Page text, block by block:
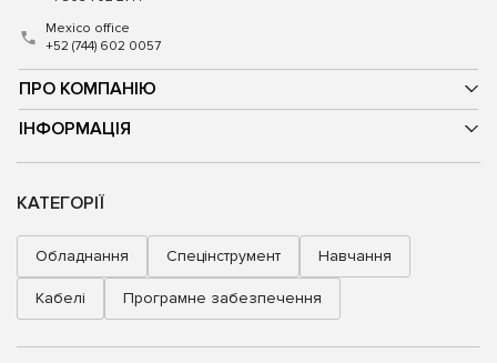
ПРО КОМПАНІЮ
ІНФОРМАЦІЯ
Mexico office
+52 (744) 602 0057
КАТЕГОРІЇ
Обладнання Спецінструмент Навчання
Кабелі Програмне забезпечення